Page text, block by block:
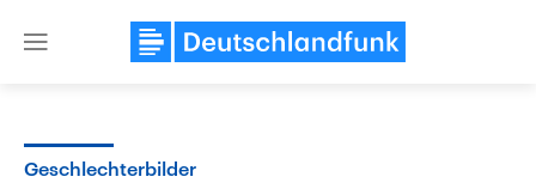
Close
Geschlechterbilder